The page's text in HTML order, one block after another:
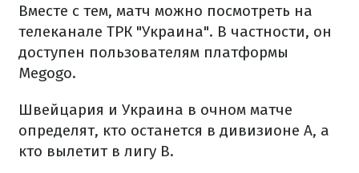
Вместе с тем, матч можно посмотреть на
телеканале ТРК "Украина". В частности, он
доступен пользователям платформы
Megogo.
Швейцария и Украина в очном матче
определят, кто останется в дивизионе A, а
кто вылетит в лигу B.